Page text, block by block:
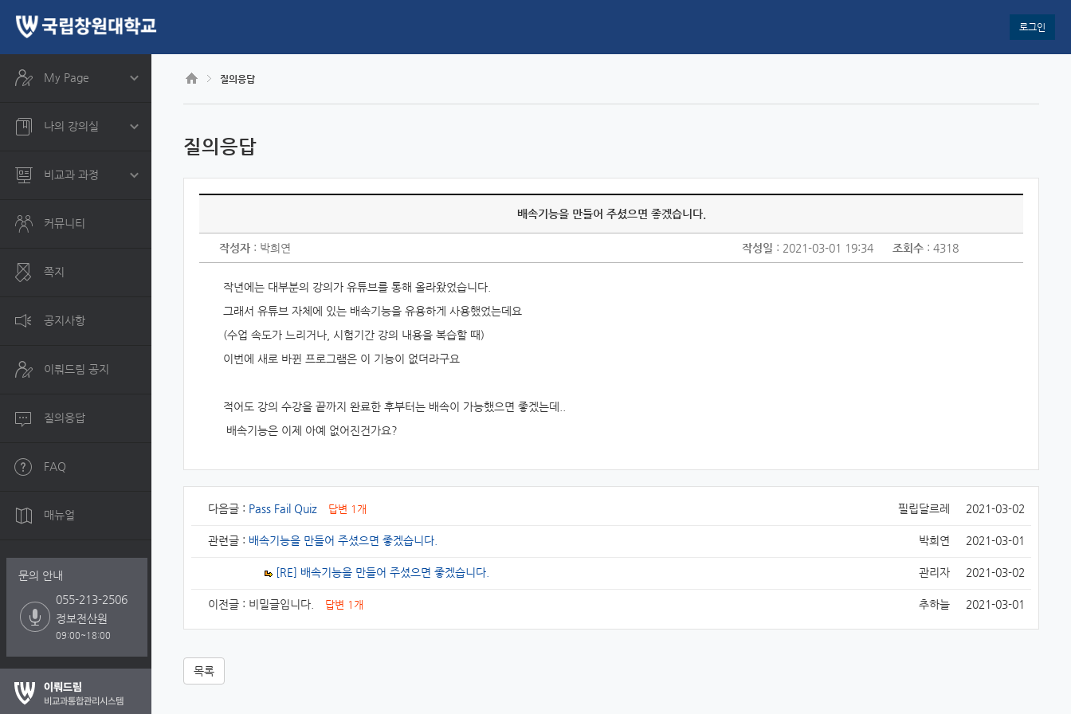
텐
로그인
My Page
나의 강의실
비교과 과정
커뮤니티
쪽지
공지사항
이뤄드림 공지
질의응답
FAQ
매뉴얼
문의 안내
055-213-2506
정보전산원
09:00~18:00
질의응답
질의응답
배속기능을 만들어 주셨으면 좋겠습니다.
작성자 : 박희연 작성일 : 2021-03-01 19:34 조회수: 4318
작년에는 대부분의 강의가 유튜브를 통해 올라왔었습니다.
그래서 유튜브 자체에 있는 배속기능을 유용하게 사용했었는데요
(수업 속도가 느리거나, 시험기간 강의 내용을 복습할 때)
이번에 새로 바뀐 프로그램은 이 기능이 없더라구요
적어도 강의 수강을 끝까지 완료한 후부터는 배속이 가능했으면 좋겠는데..
배속기능은 이제 아예 없어진건가요?
다음글 : Pass Fail Quiz 답변 1개 2021-03-02
필립달르레
관련글 : 배속기능을 만들어 주셨으면 좋겠습니다. 2021-03-01
박희연
[RE] 배속기능을 만들어 주셨으면 좋겠습니다. 2021-03-02
관리자
이전글 : 비밀글입니다. 답변 1개 2021-03-01
추하늘
목록